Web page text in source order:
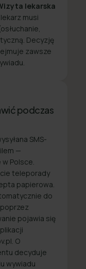
lekarska
musi
Decyzję
zawsze
podczas
SMS-
—
Polsce.
teleporady
papierowa.
do
pojawia się
O
decyduje
wywiadu